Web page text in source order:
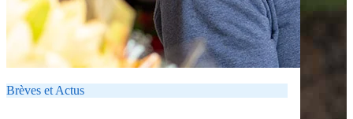
Brèves et Actus